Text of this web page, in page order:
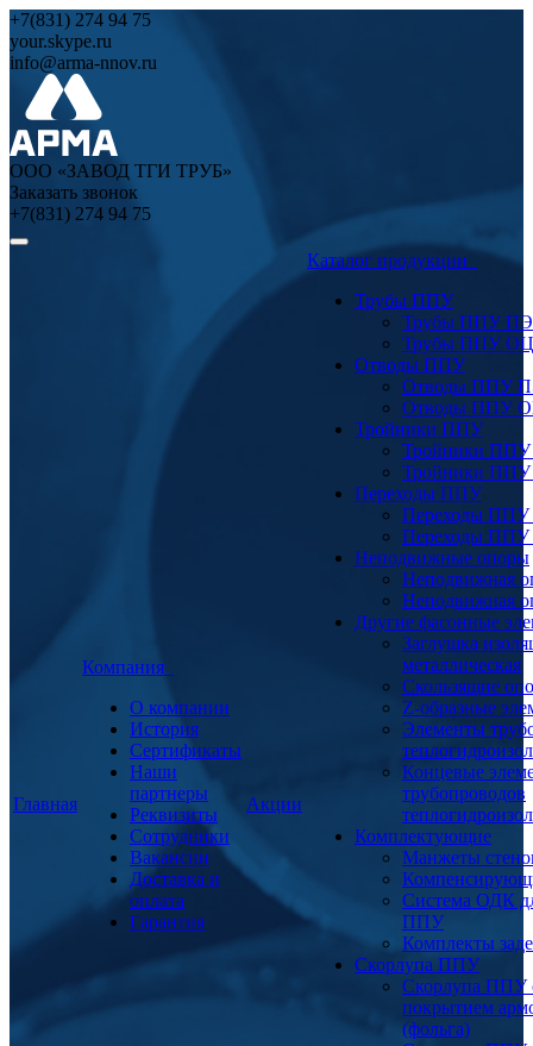
+7(831) 274 94 75
your.skype.ru
info@arma-nnov.ru
ООО «ЗАВОД ТГИ ТРУБ»
Заказать звонок
+7(831) 274 94 75
Главная
Компания
О компании
История
Сертификаты
Наши
партнеры
Реквизиты
Сотрудники
Вакансии
Доставка и
оплата
Гарантия
Акции
Каталог продукции
Трубы ППУ
Трубы ППУ ПЭ
Трубы ППУ ОЦ
Отводы ППУ
Отводы ППУ
Отводы ППУ
Тройники ППУ
Тройники
Тройники
Переходы ППУ
Переходы
Переходы
Неподвижные опоры
Неподвижная
Неподвижная
Другие фасонные
Заглушка
металлическая
Скользящие
Z-образные
Элементы
Концевые
трубопроводов
Комплектующие
Манжеты
Система ОДК
ППУ
Комплекты
Скорлупа ППУ
Скорлупа ППУ
покрытием
(фольга)